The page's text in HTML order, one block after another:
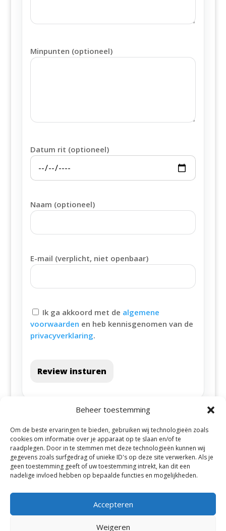
Beheer toestemming
Om de beste ervaringen te bieden, gebruiken wij technologieën zoals
cookies om informatie over je apparaat op te slaan en/of te
raadplegen. Door in te stemmen met deze technologieën kunnen wij
gegevens zoals surfgedrag of unieke ID's op deze site verwerken. Als je
geen toestemming geeft of uw toestemming intrekt, kan dit een
nadelige invloed hebben op bepaalde functies en mogelijkheden.
Accepteren
Weigeren
Minpunten (optioneel)
Datum rit (optioneel)
Naam (optioneel)
E-mail (verplicht, niet openbaar)
Ik ga akkoord met de algemene
voorwaarden en heb kennisgenomen van de
privacyverklaring.
Review insturen
Alle steden